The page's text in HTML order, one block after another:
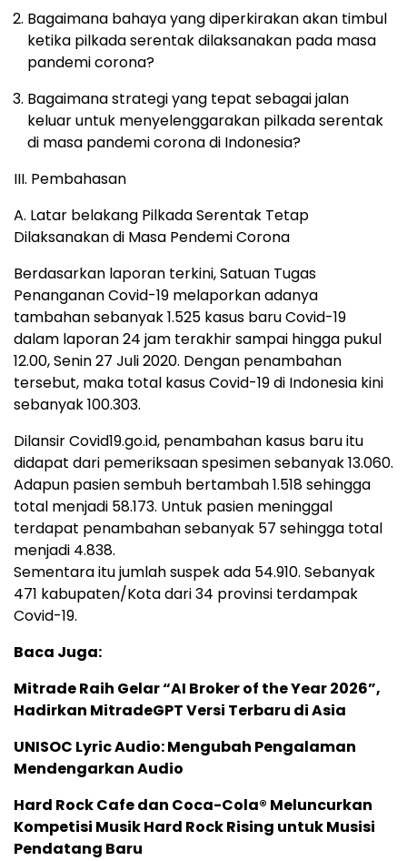
Bagaimana bahaya yang diperkirakan akan timbul
ketika pilkada serentak dilaksanakan pada masa
pandemi corona?
Bagaimana strategi yang tepat sebagai jalan
keluar untuk menyelenggarakan pilkada serentak
di masa pandemi corona di Indonesia?
III. Pembahasan
A. Latar belakang Pilkada Serentak Tetap
Dilaksanakan di Masa Pendemi Corona
Berdasarkan laporan terkini, Satuan Tugas
Penanganan Covid-19 melaporkan adanya
tambahan sebanyak 1.525 kasus baru Covid-19
dalam laporan 24 jam terakhir sampai hingga pukul
12.00, Senin 27 Juli 2020. Dengan penambahan
tersebut, maka total kasus Covid-19 di Indonesia kini
sebanyak 100.303.
Dilansir Covid19.go.id, penambahan kasus baru itu
didapat dari pemeriksaan spesimen sebanyak 13.060.
Adapun pasien sembuh bertambah 1.518 sehingga
total menjadi 58.173. Untuk pasien meninggal
terdapat penambahan sebanyak 57 sehingga total
menjadi 4.838.
Sementara itu jumlah suspek ada 54.910. Sebanyak
471 kabupaten/Kota dari 34 provinsi terdampak
Covid-19.
Baca Juga:
Mitrade Raih Gelar “AI Broker of the Year 2026”,
Hadirkan MitradeGPT Versi Terbaru di Asia
UNISOC Lyric Audio: Mengubah Pengalaman
Mendengarkan Audio
Hard Rock Cafe dan Coca-Cola® Meluncurkan
Kompetisi Musik Hard Rock Rising untuk Musisi
Pendatang Baru